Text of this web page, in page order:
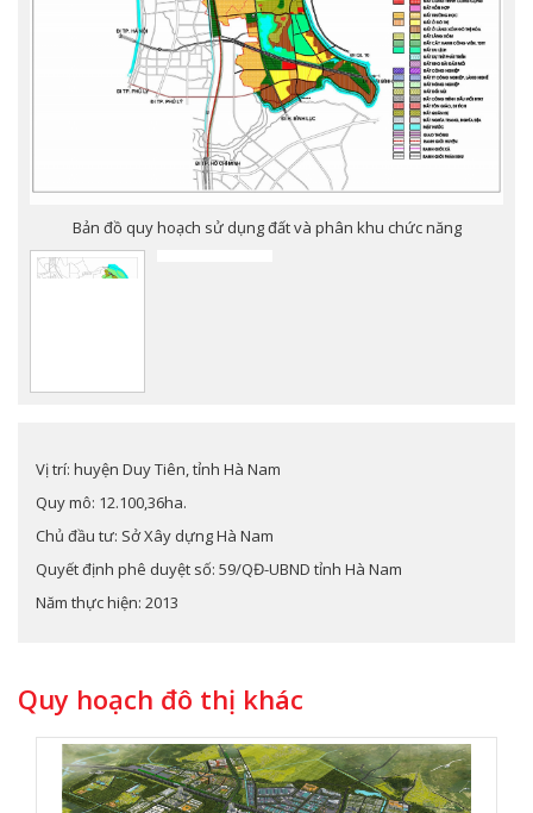
Bản đồ quy hoạch sử dụng đất và phân khu chức năng
Vị trí: huyện Duy Tiên, tỉnh Hà Nam
Quy mô: 12.100,36ha.
Chủ đầu tư: Sở Xây dựng Hà Nam
Quyết định phê duyệt số: 59/QĐ-UBND tỉnh Hà Nam
Năm thực hiện: 2013
Quy hoạch đô thị khác